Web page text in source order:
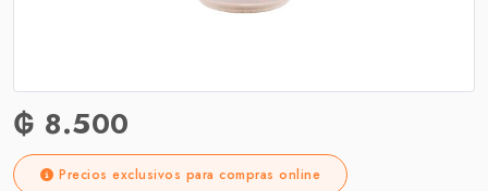
₲ 8.500
Precios exclusivos para compras online